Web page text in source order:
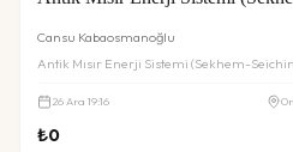
Cansu Kabaosmanoğlu
Antik Mısır Enerji Sistemi (Sekhem-
26 Ara 19:16
₺0